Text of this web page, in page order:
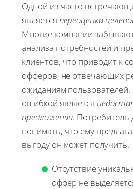
Одной из часто
является переоценка
Многие компании
анализа потребностей и
клиентов, что приводит к
офферов, не отвечающих
ожиданиям
ошибкой является
предложении. Потребитель
понимать, что ему
выгоду он может получить.
Отсутствие
оффер не